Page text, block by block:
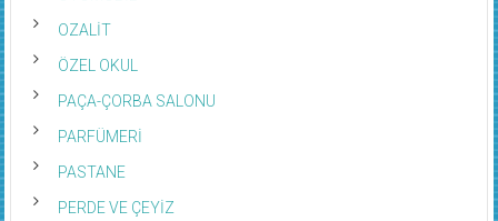
OZALİT
ÖZEL OKUL
PAÇA-ÇORBA SALONU
PARFÜMERİ
PASTANE
PERDE VE ÇEYİZ